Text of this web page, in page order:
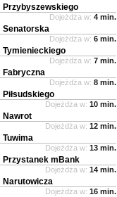
Przybyszewskiego
Dojeżdża w: 4 min.
Senatorska
Dojeżdża w: 6 min.
Tymienieckiego
Dojeżdża w: 7 min.
Fabryczna
Dojeżdża w: 8 min.
Piłsudskiego
Dojeżdża w: 10 min.
Nawrot
Dojeżdża w: 12 min.
Tuwima
Dojeżdża w: 13 min.
Przystanek mBank
Dojeżdża w: 14 min.
Narutowicza
Dojeżdża w: 16 min.